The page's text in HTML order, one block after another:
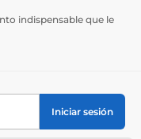
indispensable que le
Iniciar sesión